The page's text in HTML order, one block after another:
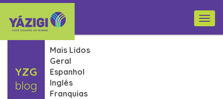
YZG
blog
Mais Lidos
Geral
Espanhol
Inglês
Franquias